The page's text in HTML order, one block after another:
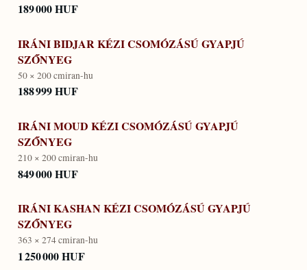
189 000 HUF
IRÁNI BIDJAR KÉZI CSOMÓZÁSÚ GYAPJÚ
SZŐNYEG
50 × 200 cmiran-hu
188 999 HUF
IRÁNI MOUD KÉZI CSOMÓZÁSÚ GYAPJÚ
SZŐNYEG
210 × 200 cmiran-hu
849 000 HUF
IRÁNI KASHAN KÉZI CSOMÓZÁSÚ GYAPJÚ
SZŐNYEG
363 × 274 cmiran-hu
1 250 000 HUF